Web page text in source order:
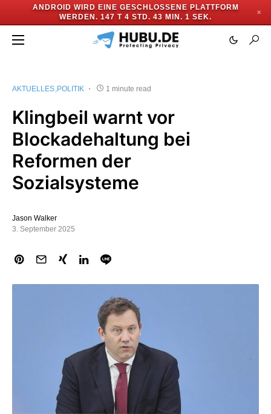
ANDROID WIRD EINE GESCHLOSSENE PLATTFORM
WERDEN. 147 T 4 STD. 43 MIN. 0 SEK.
✕
AKTUELLES POLITIK 1 minute read
Klingbeil warnt vor
Blockadehaltung bei
Reformen der
Sozialsysteme
Jason Walker
3. September 2025